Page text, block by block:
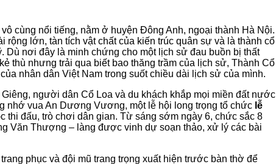
cùng nổi tiếng, nằm ở huyện Đông Anh, ngoại thành Hà Nội.
rộng lớn, tàn tích vật chất của kiến ​​trúc quân sự và là thành cổ
Dù nơi đây là minh chứng cho một lịch sử đau buồn bị thất
thù nhưng trải qua biết bao thăng trầm của lịch sử, Thành Cổ
nhân dân Việt Nam trong suốt chiều dài lịch sử của mình.
người dân Cổ Loa và du khách khắp mọi miền đất nước
nhớ vua An Dương Vương, một lễ hội long trọng tổ chức lễ
thi đấu, trò chơi dân gian. Từ sáng sớm ngày 6, chức sắc 8
Văn Thượng – làng được vinh dự soạn thảo, xử lý các bài
phục và đội mũ trang trọng xuất hiện trước bàn thờ để